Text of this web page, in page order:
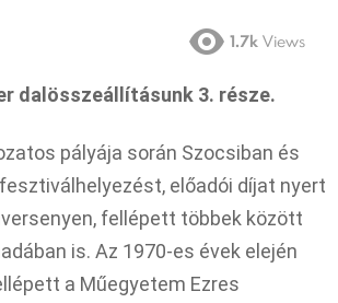
1.7k Views
dalösszeállításunk 3. része.
pályája során Szocsiban és
előadói díjat nyert
fellépett többek között
is. Az 1970-es évek elején
a Műegyetem Ezres